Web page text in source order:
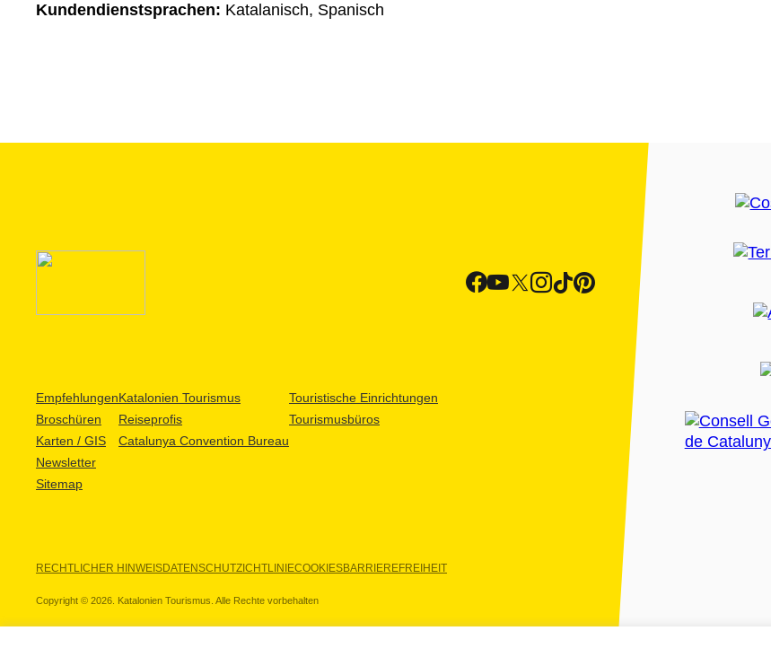
Kundendienstsprachen: Katalanisch, Spanisch
Empfehlungen
Broschüren
Karten / GIS
Newsletter
Sitemap
Katalonien Tourismus
Reiseprofis
Catalunya Convention Bureau
Touristische Einrichtungen
Tourismusbüros
RECHTLICHER HINWEISDATENSCHUTZICHTLINIECOOKIESBARRIEREFREIHEIT
Copyright © 2026. Katalonien Tourismus. Alle Rechte vorbehalten